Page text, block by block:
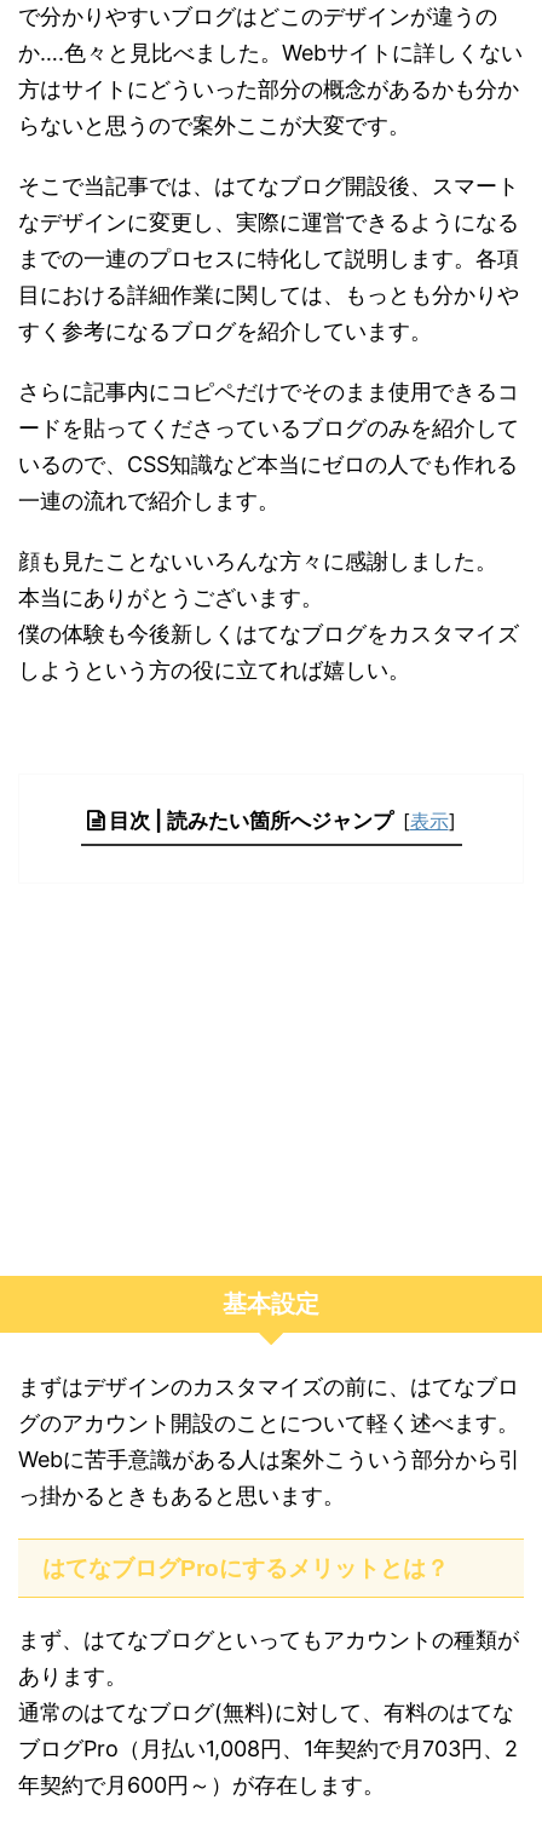
で分かりやすいブログはどこのデザインが違うの
か….色々と見比べました。Webサイトに詳しくない
方はサイトにどういった部分の概念があるかも分か
らないと思うので案外ここが大変です。
そこで当記事では、はてなブログ開設後、スマート
なデザインに変更し、実際に運営できるようになる
までの一連のプロセスに特化して説明します。各項
目における詳細作業に関しては、もっとも分かりや
すく参考になるブログを紹介しています。
さらに記事内にコピペだけでそのまま使用できるコ
ードを貼ってくださっているブログのみを紹介して
いるので、CSS知識など本当にゼロの人でも作れる
一連の流れで紹介します。
顔も見たことないいろんな方々に感謝しました。
本当にありがとうございます。
僕の体験も今後新しくはてなブログをカスタマイズ
しようという方の役に立てれば嬉しい。
目次 | 読みたい箇所へジャンプ [表示]
基本設定
まずはデザインのカスタマイズの前に、はてなブロ
グのアカウント開設のことについて軽く述べます。
Webに苦手意識がある人は案外こういう部分から引
っ掛かるときもあると思います。
はてなブログProにするメリットとは？
まず、はてなブログといってもアカウントの種類が
あります。
通常のはてなブログ(無料)に対して、有料のはてな
ブログPro（月払い1,008円、1年契約で月703円、2
年契約で月600円～）が存在します。